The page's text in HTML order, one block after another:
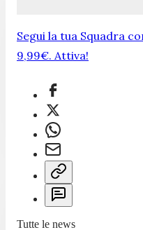
Segui la tua Squadra
9,99€. Attiva!
Tutte le news